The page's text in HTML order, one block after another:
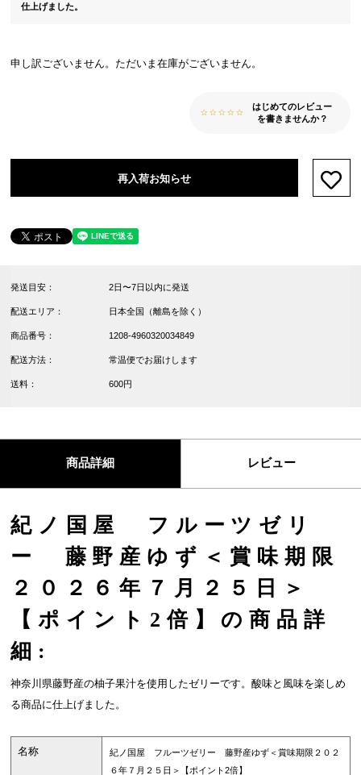
仕上げました。
申し訳ございません。ただいま在庫がございません。
はじめてのレビュー
を書きませんか？
再入荷お知らせ
発送目安： 2日〜7日以内に発送
配送エリア： 日本全国（離島を除く）
商品番号： 1208-4960320034849
配送方法： 常温便でお届けします
送料： 600円
商品詳細 レビュー
紀ノ国屋 フルーツゼリ
ー 藤野産ゆず＜賞味期限
２０２６年７月２５日＞
【ポイント2倍】の商品詳
細:
神奈川県藤野産の柚子果汁を使用したゼリーです。酸味と風味を楽しめ
る商品に仕上げました。
名称
紀ノ国屋 フルーツゼリー 藤野産ゆず＜賞味期限２０２
６年７月２５日＞【ポイント2倍】